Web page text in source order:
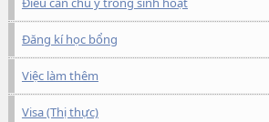
Đăng kí học bổng
Việc làm thêm
Visa (Thị thực)